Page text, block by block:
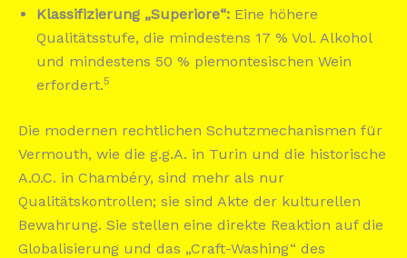
Klassifizierung „Superiore“: Eine höhere
Qualitätsstufe, die mindestens 17 % Vol. Alkohol
und mindestens 50 % piemontesischen Wein
erfordert.5
Die modernen rechtlichen Schutzmechanismen für
Vermouth, wie die g.g.A. in Turin und die historische
A.O.C. in Chambéry, sind mehr als nur
Qualitätskontrollen; sie sind Akte der kulturellen
Bewahrung. Sie stellen eine direkte Reaktion auf die
Globalisierung und das „Craft-Washing“ des